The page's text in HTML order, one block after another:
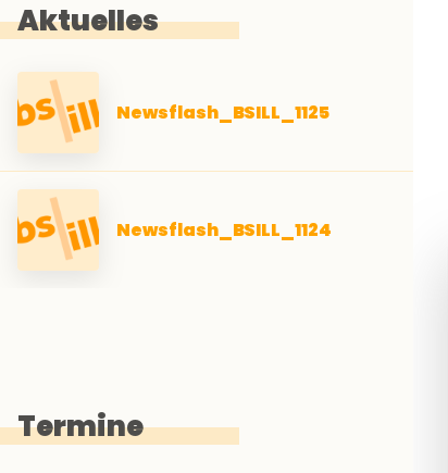
Aktuelles
Newsflash_BSILL_1125
Newsflash_BSILL_1124
Termine